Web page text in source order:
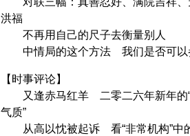
洪福
不再用自己的尺子去衡量别人
中情局的这个方法 我们是否可以
【时事评论】
又逢赤马红羊 二零二六年新年的
气质”
从高以忱被起诉 看“非常机构”中